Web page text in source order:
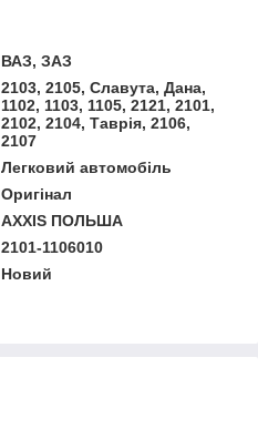
ВАЗ, ЗАЗ
2103, 2105, Славута, Дана,
1102, 1103, 1105, 2121, 2101,
2102, 2104, Таврія, 2106,
2107
Легковий автомобіль
Оригінал
AXXIS ПОЛЬША
2101-1106010
Новий